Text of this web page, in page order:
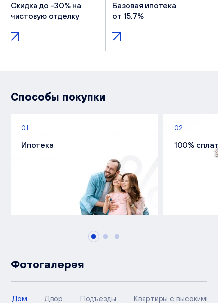
Скидка до -30% на
чистовую отделку
Базовая ипотека
от 15,7%
Способы покупки
01
Ипотека
02
100%
Фотогалерея
Дом Двор Подъезды Квартиры с высокими